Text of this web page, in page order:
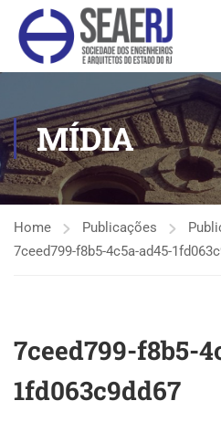
MÍDIA
Home Publicações
7ceed799-f8b5-4c5a-ad45-
7ceed799-f8b5-
1fd063c9dd67